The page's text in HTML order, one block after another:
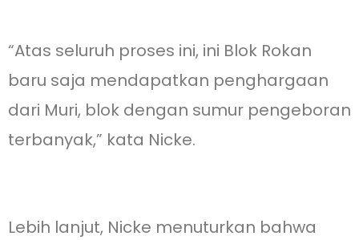
“Atas seluruh proses ini, ini Blok Rokan
baru saja mendapatkan penghargaan
dari Muri, blok dengan sumur pengeboran
terbanyak,” kata Nicke.
Lebih lanjut, Nicke menuturkan bahwa